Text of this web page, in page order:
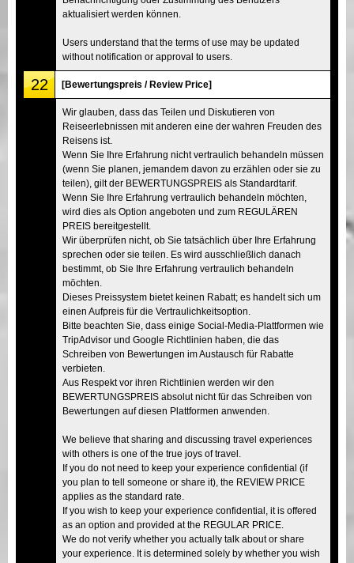
aktualisiert werden können.
Users understand that the terms of use may be updated
without notification or approval to users.
22 [Bewertungspreis / Review Price]
Wir glauben, dass das Teilen und Diskutieren von
Reiseerlebnissen mit anderen eine der wahren Freuden des
Reisens ist.
Wenn Sie Ihre Erfahrung nicht vertraulich behandeln müssen
(wenn Sie planen, jemandem davon zu erzählen oder sie zu
teilen), gilt der BEWERTUNGSPREIS als Standardtarif.
Wenn Sie Ihre Erfahrung vertraulich behandeln möchten,
wird dies als Option angeboten und zum REGULÄREN
PREIS bereitgestellt.
Wir überprüfen nicht, ob Sie tatsächlich über Ihre Erfahrung
sprechen oder sie teilen. Es wird ausschließlich danach
bestimmt, ob Sie Ihre Erfahrung vertraulich behandeln
möchten.
Dieses Preissystem bietet keinen Rabatt; es handelt sich um
einen Aufpreis für die Vertraulichkeitsoption.
Bitte beachten Sie, dass einige Social-Media-Plattformen wie
TripAdvisor und Google Richtlinien haben, die das
Schreiben von Bewertungen im Austausch für Rabatte
verbieten.
Aus Respekt vor ihren Richtlinien werden wir den
BEWERTUNGSPREIS absolut nicht für das Schreiben von
Bewertungen auf diesen Plattformen anwenden.
We believe that sharing and discussing travel experiences
with others is one of the true joys of travel.
If you do not need to keep your experience confidential (if
you plan to tell someone or share it), the REVIEW PRICE
applies as the standard rate.
If you wish to keep your experience confidential, it is offered
as an option and provided at the REGULAR PRICE.
We do not verify whether you actually talk about or share
your experience. It is determined solely by whether you wish